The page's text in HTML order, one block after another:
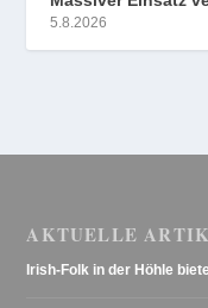
5.8.2026
AKTUELLE
Irish-Folk in der Höhle